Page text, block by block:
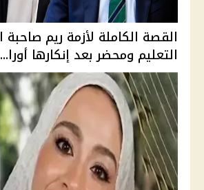
التعليم ومحضر بعد إنكارها أورا...